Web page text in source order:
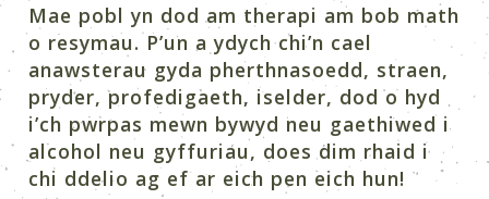
Mae pobl yn dod am therapi am bob math
o resymau. P’un a ydych chi’n cael
anawsterau gyda pherthnasoedd, straen,
pryder, profedigaeth, iselder, dod o hyd
i’ch pwrpas mewn bywyd neu gaethiwed i
alcohol neu gyffuriau, does dim rhaid i
chi ddelio ag ef ar eich pen eich hun!